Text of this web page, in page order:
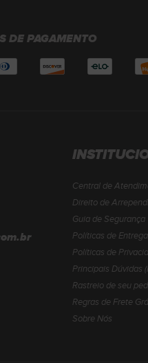
DE PAGAMENTO
Central de
Direito de
Guia de Segurança
Políticas de
Políticas de
Principais Dúvidas
Rastreio de seu
Regras de Frete
Sobre Nós